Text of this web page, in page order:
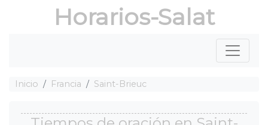
Horarios-Salat
Inicio Francia Saint-Brieuc